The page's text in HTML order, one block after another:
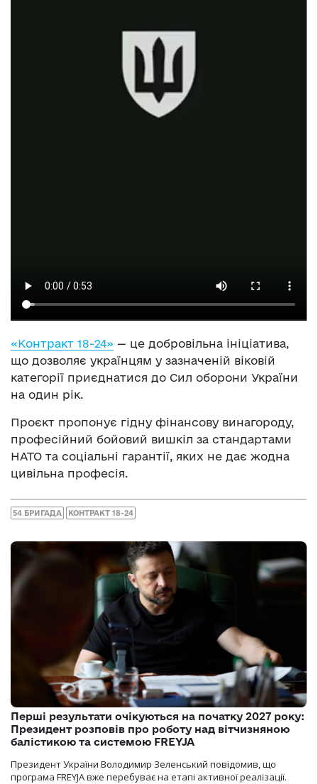
«Контракт 18-24» — це добровільна ініціатива,
що дозволяє українцям у зазначеній віковій
категорії приєднатися до Сил оборони України
на один рік.
Проєкт пропонує гідну фінансову винагороду,
професійний бойовий вишкіл за стандартами
НАТО та соціальні гарантії, яких не дає жодна
цивільна професія.
54 БРИГАДА КОНТРАКТ 18-24
Перші результати очікуються на початку 2027 року:
Президент розповів про роботу над вітчизняною
балістикою та системою FREYJA
Президент України Володимир Зеленський повідомив, що
програма FREYJA вже перебуває на етапі активної реалізації.